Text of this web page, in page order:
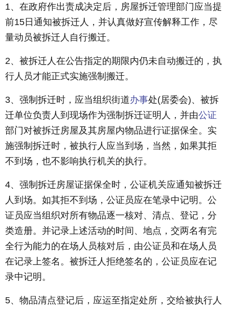
1、在政府作出责成决定后，房屋拆迁管理部门应当提
前15日通知被拆迁人，并认真做好宣传解释工作，尽
量动员被拆迁人自行搬迁。
2、被拆迁人在公告指定的期限内仍未自动搬迁的，执
行人员才能正式实施强制搬迁。
3、强制拆迁时，应当组织街道办事处(居委会)、被拆
迁单位负责人到现场作为强制拆迁证明人，并由公证
部门对被拆迁房屋及其房屋内物品进行证据保全。实
施强制拆迁时，被执行人应当到场，当然，如果其拒
不到场，也不影响执行机关的执行。
4、强制拆迁房屋证据保全时，公证机关应通知被拆迁
人到场。如其拒不到场，公证员应在笔录中记明。公
证员应当组织对所有物品逐一核对、清点、登记，分
类造册。并记录上述活动的时间、地点，交两名有完
全行为能力的在场人员核对后，由公证员和在场人员
在记录上签名。被拆迁人拒绝签名的，公证员应在记
录中记明。
5、物品清点登记后，应运至指定处所，交给被执行人